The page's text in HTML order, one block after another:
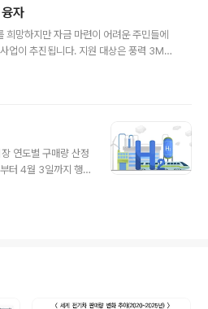
자
희망하지만 자금 마련이 어려운 주민들에
업이 추진됩니다. 지원 대상은 풍력 3M
로 구성된 마을기업입니다. 발전소 설치
는 368억 원입니다. 자세한 사업 내용은
에서 확인할 수 있습니
부터 자금 소진 시까지 한국에너지공단
연도별 구매량 산정
터 4월 3일까지 행
을 개설할 예정입
배출 저감 - 수소발
⇒ 전기요금 부담 감소
망 구축 비용 최소화